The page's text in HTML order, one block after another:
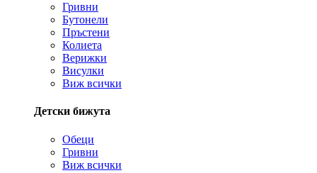
Гривни
Бутонели
Пръстени
Колиета
Верижки
Висулки
Виж всички
Детски бижута
Обеци
Гривни
Виж всички